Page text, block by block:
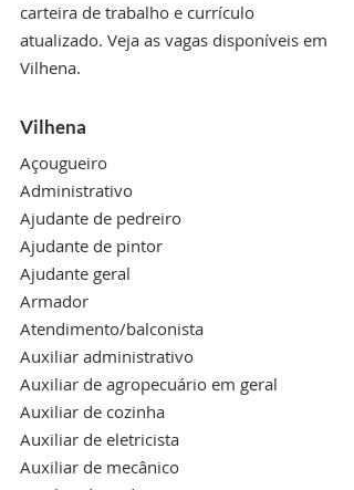
carteira de trabalho e currículo
atualizado. Veja as vagas disponíveis em
Vilhena.
Vilhena
Açougueiro
Administrativo
Ajudante de pedreiro
Ajudante de pintor
Ajudante geral
Armador
Atendimento/balconista
Auxiliar administrativo
Auxiliar de agropecuário em geral
Auxiliar de cozinha
Auxiliar de eletricista
Auxiliar de mecânico